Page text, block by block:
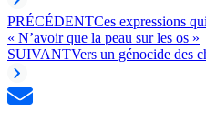
PRÉCÉDENTCes expressions
« N’avoir que la peau sur les os »
SUIVANTVers un génocide des